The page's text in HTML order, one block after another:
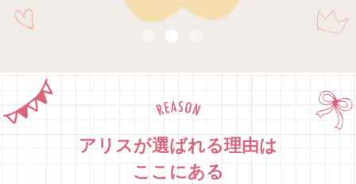
アリスが選ばれる理由は
ここにある